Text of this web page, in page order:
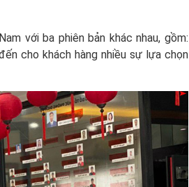
với ba phiên bản khác nhau, gồm:
cho khách hàng nhiều sự lựa chọn